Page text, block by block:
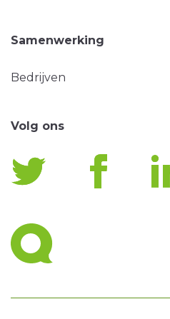
Samenwerking
Bedrijven
Volg ons